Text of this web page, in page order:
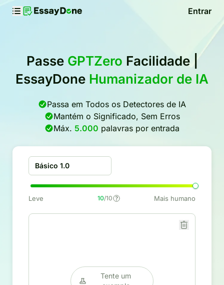
Entrar
Passe GPTZero Facilidade |
EssayDone Humanizador de IA
Passa em Todos os Detectores de IA
Mantém o Significado, Sem Erros
Máx. 5.000 palavras por entrada
Básico 1.0
Leve 10/10 Mais humano
Tente um